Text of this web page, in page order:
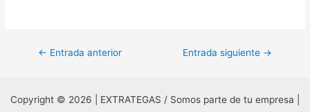
Navegación
entradas
← Entrada anterior Entrada siguiente →
Copyright © 2026 | EXTRATEGAS / Somos parte de tu empresa |